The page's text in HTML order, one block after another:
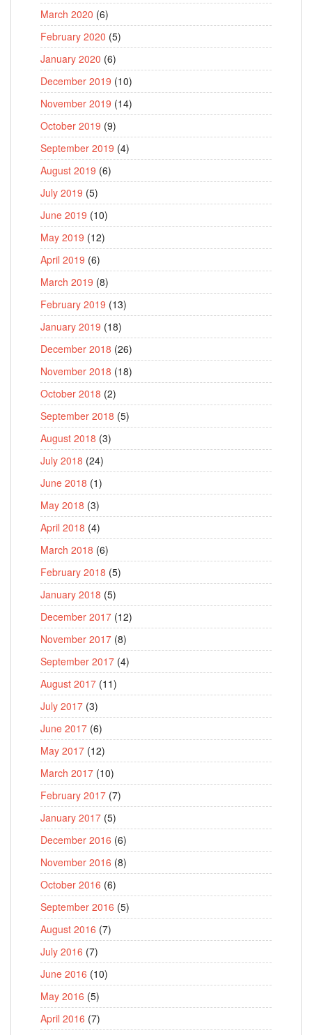
March 2020 (6)
February 2020 (5)
January 2020 (6)
December 2019 (10)
November 2019 (14)
October 2019 (9)
September 2019 (4)
August 2019 (6)
July 2019 (5)
June 2019 (10)
May 2019 (12)
April 2019 (6)
March 2019 (8)
February 2019 (13)
January 2019 (18)
December 2018 (26)
November 2018 (18)
October 2018 (2)
September 2018 (5)
August 2018 (3)
July 2018 (24)
June 2018 (1)
May 2018 (3)
April 2018 (4)
March 2018 (6)
February 2018 (5)
January 2018 (5)
December 2017 (12)
November 2017 (8)
September 2017 (4)
August 2017 (11)
July 2017 (3)
June 2017 (6)
May 2017 (12)
March 2017 (10)
February 2017 (7)
January 2017 (5)
December 2016 (6)
November 2016 (8)
October 2016 (6)
September 2016 (5)
August 2016 (7)
July 2016 (7)
June 2016 (10)
May 2016 (5)
April 2016 (7)